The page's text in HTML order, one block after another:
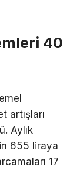
40
artışları
Aylık
655 liraya
17